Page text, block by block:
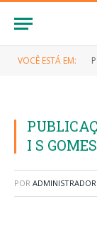
VOCÊ ESTÁ EM:
I S
POR ADMINISTRADOR